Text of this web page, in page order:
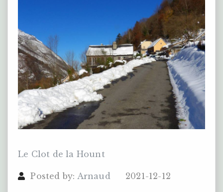
Le Clot de la Hount
Posted by: Arnaud 2021-12-12